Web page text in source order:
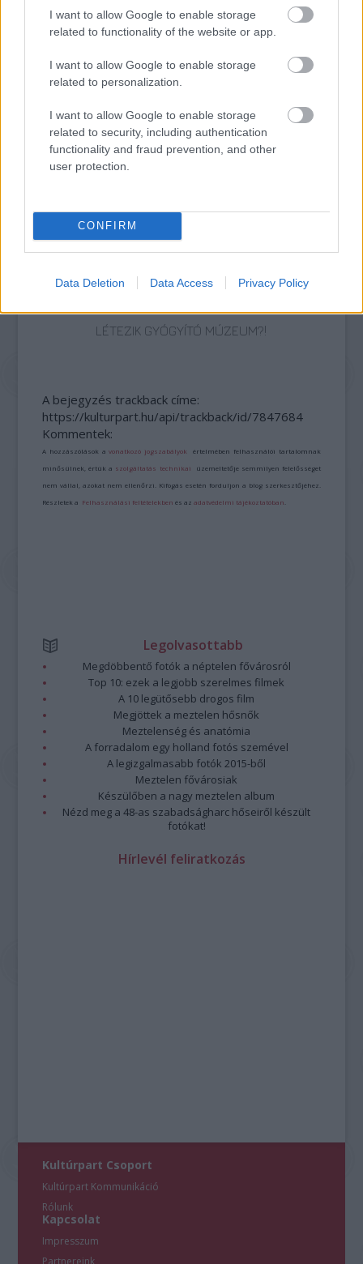
I want to allow Google to enable storage
related to functionality of the website or app.
I want to allow Google to enable storage
related to personalization.
I want to allow Google to enable storage
related to security, including authentication
functionality and fraud prevention, and other
user protection.
CONFIRM
Data Deletion Data Access Privacy Policy
AZ EMBERSÉG ÜNNEPE
„NEM TÖBB EZER EMBERRE UTAZUNK, HANEM
LÉTEZIK GYÓGYÍTÓ MÚZEUM?!
A bejegyzés trackback címe:
https://kulturpart.hu/api/trackback/id/7847684
Kommentek:
A hozzászólások avonatkozó jogszabályok értelmében felhasználói tartalomnak
minősülnek, értük a szolgáltatás technikai üzemeltetője semmilyen felelősséget
nem vállal, azokat nem ellenőrzi. Kifogás esetén forduljon a blog szerkesztőjéhez.
Részletek a Felhasználási feltételekben és azadatvédelmi tájékoztatóban
Legolvasottabb
Megdöbbentő fotók a néptelen fővárosról
Top 10: ezek a legjobb szerelmes filmek
A 10 legütősebb drogos film
Megjöttek a meztelen hősnők
Meztelenség és anatómia
A forradalom egy holland fotós szemével
A legizgalmasabb fotók 2015-ből
Meztelen fővárosiak
Készülőben a nagy meztelen album
Nézd meg a 48-as szabadságharc hőseiről készült
fotókat!
Hírlevél feliratkozás
Kultúrpart Csoport
Kultúrpart Kommunikáció
Rólunk
Kapcsolat
Impresszum
Partnereink